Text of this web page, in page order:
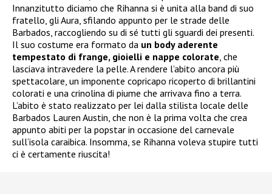
Innanzitutto diciamo che Rihanna si è unita alla band di suo
fratello, gli Aura, sfilando appunto per le strade delle
Barbados, raccogliendo su di sé tutti gli sguardi dei presenti.
Il suo costume era formato da un body aderente
tempestato di frange, gioielli e nappe colorate , che
lasciava intravedere la pelle. A rendere l’abito ancora più
spettacolare, un imponente copricapo ricoperto di brillantini
colorati e una crinolina di piume che arrivava fino a terra.
L’abito è stato realizzato per lei dalla stilista locale delle
Barbados Lauren Austin, che non è la prima volta che crea
appunto abiti per la popstar in occasione del carnevale
sull’isola caraibica. Insomma, se Rihanna voleva stupire tutti
ci è certamente riuscita!